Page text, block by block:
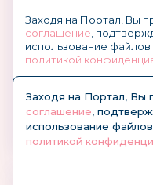
Заходя на Портал, Вы
соглашение ,
использование файлов
политикой
©
Заходя на Портал, Вы
соглашение,
использование
политикой